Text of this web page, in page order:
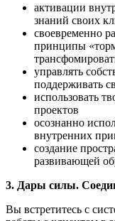
активации
знаний своих
своевременно
принципы
управлять
поддерживать
использовать
проектов
осознанно
внутренних
создание
развивающей
3. Дары силы.
Вы встретитесь с